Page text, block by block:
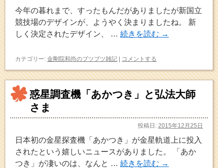
今年の暮れまで、すったもんだがありましたが新国立
競技場のデザインが、ようやく決まりましたね。 新
しく決定されたデザイン、 … 続きを読む →
カテゴリー: 金剛院和尚のブツブツ雑記 | コメントする
惑星調査機「あかつき」と弘法大師
さま
投稿日: 2015年12月25日
日本初の金星探査機「あかつき」が金星軌道上に投入
されたという嬉しいニュースがありました。 「あか
つき」が凄いのは、なんと … 続きを読む →